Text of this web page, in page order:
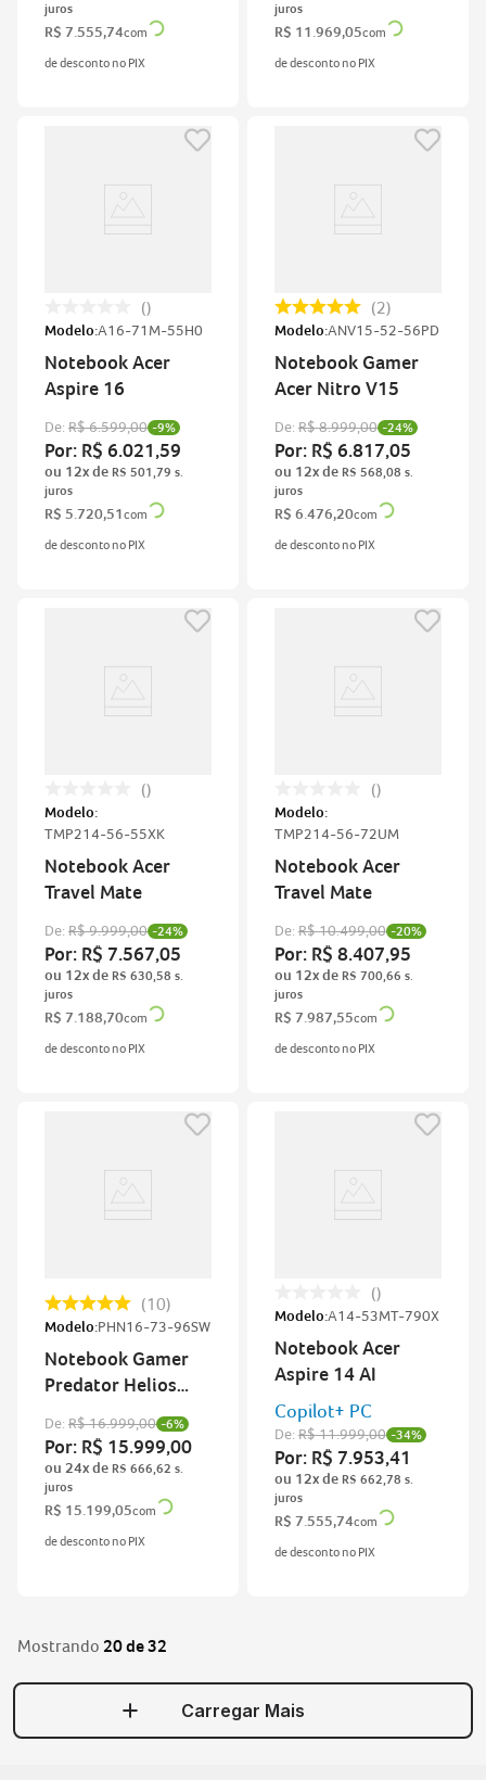
R$ 7 555,74com
de desconto no PIX
R$ 11 969,05com
de desconto no PIX
Modelo:A16-71M-55H0
Notebook Acer
Aspire 16
De: R$6.599,00 -9%
Por: R$ 6.021,59
ou 12x de R$ 501,79
R$ 5 720,51com
de desconto no PIX
2
Modelo:ANV15-52-56PD
Notebook Gamer
Acer Nitro V15
De: R$8.999,00 -24%
Por: R$ 6.817,05
ou 12x de R$ 568,08
R$ 6 476,20com
de desconto no PIX
Modelo:
TMP214-56-55XK
Notebook Acer
Travel Mate
De: R$9.999,00 -24%
Por: R$ 7.567,05
ou 12x de R$ 630 58
R$ 7 188,70com
de desconto no PIX
Modelo:
TMP214-56-72UM
Notebook Acer
Travel Mate
De: R$10.499,00 -20%
Por: R$ 8.407,95
ou 12x de R$ 700, 66
R$ 7 987,55com
de desconto no PIX
10
Modelo:PHN16-73-96SW
Notebook Gamer
Predator Helios
De: R$16.999,00 -6%
Por: R$ 15.999,00
ou 24x de R$ 666 62
R$ 15 199,05com
de desconto no PIX
Modelo:A14-53MT-790X
Notebook Acer
Aspire 14 AI
Copilot+ PC
De: R$11.999,00 -34%
Por: R$ 7.953,41
ou 12x de R$ 662 78
R$ 7 555,74com
de desconto no PIX
Mostrando 20 de 32